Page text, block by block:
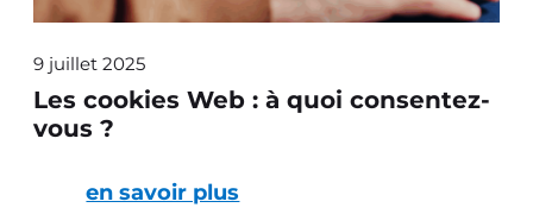
Les cookies Web : à quoi consentez-
vous ?
9 juillet 2025
en savoir plus